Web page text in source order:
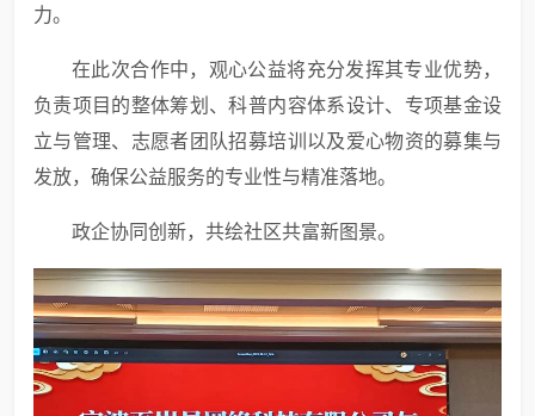
力。
在此次合作中，观心公益将充分发挥其专业优势，
负责项目的整体筹划、科普内容体系设计、专项基金设
立与管理、志愿者团队招募培训以及爱心物资的募集与
发放，确保公益服务的专业性与精准落地。
政企协同创新，共绘社区共富新图景。